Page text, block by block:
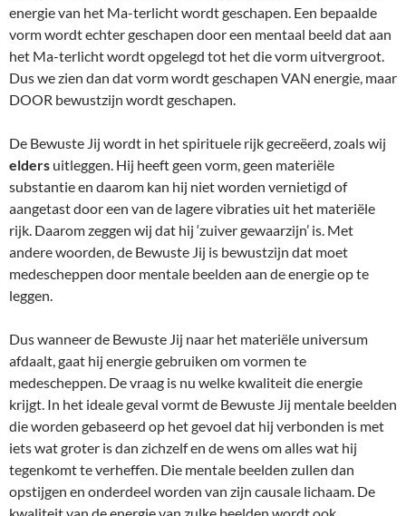
energie van het Ma-terlicht wordt geschapen. Een bepaalde
vorm wordt echter geschapen door een mentaal beeld dat aan
het Ma-terlicht wordt opgelegd tot het die vorm uitvergroot.
Dus we zien dan dat vorm wordt geschapen VAN energie, maar
DOOR bewustzijn wordt geschapen.
De Bewuste Jij wordt in het spirituele rijk gecreëerd, zoals wij
elders uitleggen. Hij heeft geen vorm, geen materiële
substantie en daarom kan hij niet worden vernietigd of
aangetast door een van de lagere vibraties uit het materiële
rijk. Daarom zeggen wij dat hij ‘zuiver gewaarzijn’ is. Met
andere woorden, de Bewuste Jij is bewustzijn dat moet
medescheppen door mentale beelden aan de energie op te
leggen.
Dus wanneer de Bewuste Jij naar het materiële universum
afdaalt, gaat hij energie gebruiken om vormen te
medescheppen. De vraag is nu welke kwaliteit die energie
krijgt. In het ideale geval vormt de Bewuste Jij mentale beelden
die worden gebaseerd op het gevoel dat hij verbonden is met
iets wat groter is dan zichzelf en de wens om alles wat hij
tegenkomt te verheffen. Die mentale beelden zullen dan
opstijgen en onderdeel worden van zijn causale lichaam. De